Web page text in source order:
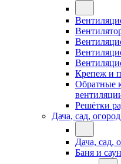
Крепеж и
Обратные
Решётки
Дача, сад, огород
Дача, сад,
Баня и